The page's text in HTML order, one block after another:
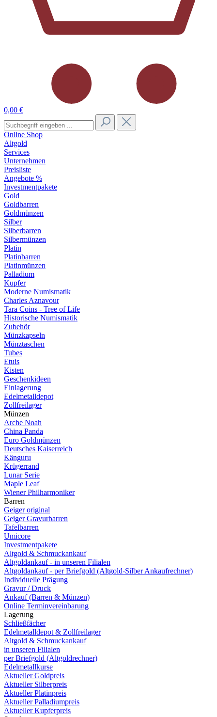
0,00 €
Online Shop
Altgold
Services
Unternehmen
Preisliste
Angebote %
Investmentpakete
Gold
Goldbarren
Goldmünzen
Silber
Silberbarren
Silbermünzen
Platin
Platinbarren
Platinmünzen
Palladium
Kupfer
Moderne Numismatik
Charles Aznavour
Tara Coins - Tree of Life
Historische Numismatik
Zubehör
Münzkapseln
Münztaschen
Tubes
Etuis
Kisten
Geschenkideen
Einlagerung
Edelmetalldepot
Zollfreilager
Münzen
Arche Noah
China Panda
Euro Goldmünzen
Deutsches Kaiserreich
Känguru
Krügerrand
Lunar Serie
Maple Leaf
Wiener Philharmoniker
Barren
Geiger original
Geiger Gravurbarren
Tafelbarren
Umicore
Investmentpakete
Altgold & Schmuckankauf
Altgoldankauf - in unseren Filialen
Altgoldankauf - per Briefgold (Altgold-Silber Ankaufrechner)
Individuelle Prägung
Gravur / Druck
Ankauf (Barren & Münzen)
Online Terminvereinbarung
Lagerung
Schließfächer
Edelmetalldepot & Zollfreilager
Altgold & Schmuckankauf
in unseren Filialen
per Briefgold (Altgoldrechner)
Edelmetallkurse
Aktueller Goldpreis
Aktueller Silberpreis
Aktueller Platinpreis
Aktueller Palladiumpreis
Aktueller Kupferpreis